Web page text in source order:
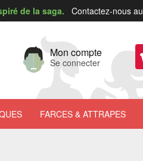
de la saga. Contactez-nous au
Mon compte
Se connecter
FARCES & ATTRAPES